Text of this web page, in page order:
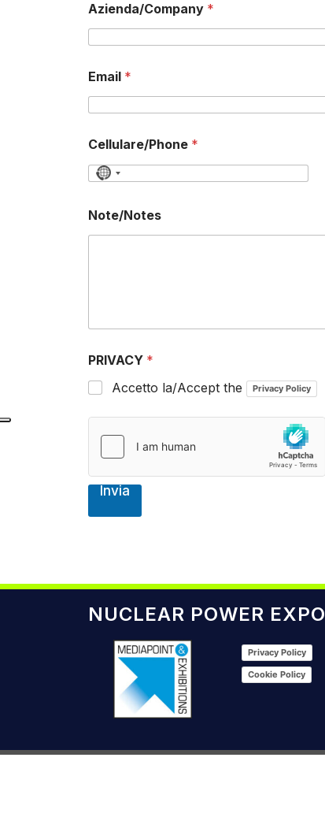
Azienda/Company *
Email *
Cellulare/Phone *
N
c
o
s
e
t
e
Note/Notes
PRIVACY *
Accetto la/Accept the
Privacy Policy
Invia
NUCLEAR POWER EXPO
Privacy Policy
Cookie Policy